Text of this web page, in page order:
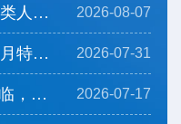
【特种作业】一文解答，哪类人群可以免培直考？ 2026-08-07
【8月培训计划】思特学校8月特种作业培训计划及注意事... 2026-07-31
【安全生产】“七上八下”来临，看看防灾要点有哪些？ 2026-07-17